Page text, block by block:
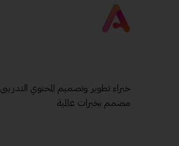
خبراء تطوير وتصميم المحتوي التدريبى
مصمم بخبرات عالمية